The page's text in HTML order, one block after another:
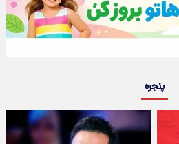
پنجره